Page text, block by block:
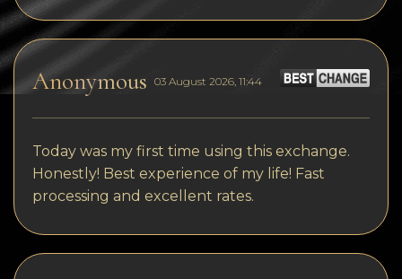
Anonymous 03 August 2026, 11:44
Today was my first time using this exchange.
Honestly! Best experience of my life! Fast
processing and excellent rates.